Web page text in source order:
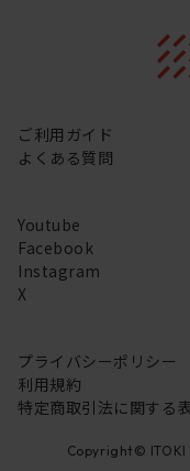
ご利用ガイド
よくある質問
Youtube
Facebook
Instagram
X
プライバシーポリシー
利用規約
特定商取引法に関する
Copyright© ITOKI